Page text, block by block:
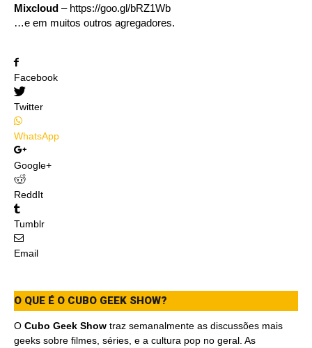
Mixcloud – https://goo.gl/bRZ1Wb
…e em muitos outros agregadores.
Facebook
Twitter
WhatsApp
Google+
ReddIt
Tumblr
Email
O QUE É O CUBO GEEK SHOW?
O Cubo Geek Show traz semanalmente as discussões mais
geeks sobre filmes, séries, e a cultura pop no geral. As